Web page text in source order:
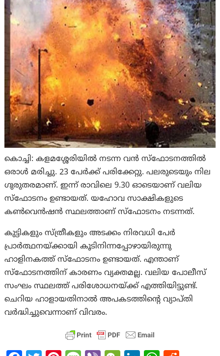
കൊച്ചി: കളമശ്ശേരിയിൽ നടന്ന വന്‍ സ്ഫോടനത്തില്‍
ഒരാൾ മരിച്ചു. 23 പേർക്ക് പരിക്കേറ്റു. പലരുടെയും നില
ഗുരുതരമാണ്. ഇന്ന് രാവിലെ 9.30 ഓടെയാണ് വലിയ
സ്‌ഫോടനം ഉണ്ടായത്. യഹോവ സാക്ഷികളുടെ
കൺവെൻഷൻ സ്ഥലത്താണ് സ്‌ഫോടനം നടന്നത്.
കുട്ടികളും സ്ത്രീകളും അടക്കം നിരവധി പേർ
പ്രാർത്ഥനയ്ക്കായി കൂടിനിന്നപ്പോഴായിരുന്നു
ഹാളിനകത്ത് സ്‌ഫോടനം ഉണ്ടായത്. എന്താണ്
സ്‌ഫോടനത്തിന് കാരണം വ്യക്തമല്ല. വലിയ പോലീസ്
സംഘം സ്ഥലത്ത് പരിശോധനയ്ക്ക് എത്തിയിട്ടുണ്ട്.
ചെറിയ ഹാളായതിനാൽ അപകടത്തിൻ്റെ വ്യാപ്തി
വർദ്ധിച്ചുവെന്നാണ് വിവരം.